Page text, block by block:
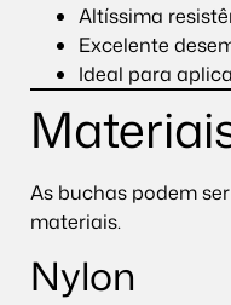
Altíssima
Excelente
Ideal para
As buchas podem
materiais.
Nylon